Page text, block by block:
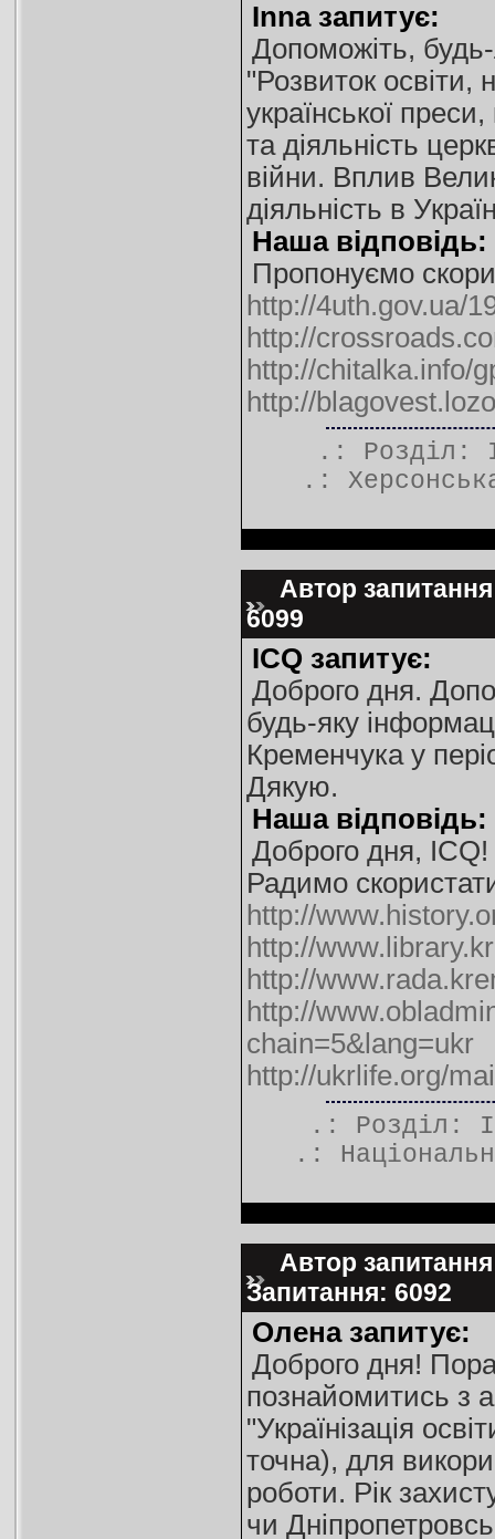
Inna запитує:
Допоможіть,
"Розвиток освіти,
української
та діяльність
війни. Вплив
діяльність в
Наша відповідь:
Пропонуємо
http://4uth.gov.ua/
http://
http://chitalka.info/
http://
.: Розділ:
.:
Автор
6099
ICQ запитує:
Доброго дня.
будь-яку
Кременчука у
Дякую.
Наша відповідь:
Доброго дня, ICQ!
Радимо
http://
http://
http://
http://
chain=5&lang=ukr
http://ukrlife.org/
.: Розділ:
.:
Автор
Запитання: 6092
Олена запитує:
Доброго дня!
познайомитись з
"Українізація
точна), для
роботи. Рік
чи